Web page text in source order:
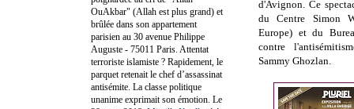
d'Avignon. Ce
du Centre Simon
Europe) et du
contre
Sammy Ghozlan.
OuAkbar" (Allah est plus grand) et
brûlée dans son appartement
parisien au 30 avenue Philippe
Auguste - 75011 Paris. Attentat
terroriste islamiste ? Rapidement, le
parquet retenait le chef d’assassinat
antisémite. La classe politique
unanime exprimait son émotion. Le